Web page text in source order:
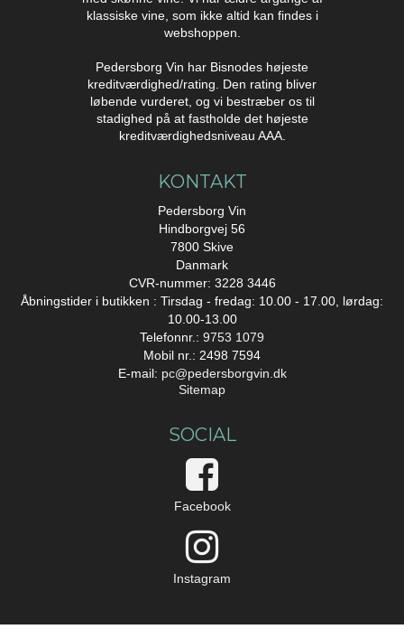
klassiske vine, som ikke altid kan findes i
webshoppen.
Pedersborg Vin har Bisnodes højeste
kreditværdighed/rating. Den rating bliver
løbende vurderet, og vi bestræber os til
stadighed på at fastholde det højeste
kreditværdighedsniveau AAA.
KONTAKT
Pedersborg Vin
Hindborgvej 56
7800 Skive
Danmark
CVR-nummer: 3228 3446
Åbningstider i butikken : Tirsdag - fredag: 10.00 - 17.00, lørdag:
10.00-13.00
Telefonnr.: 9753 1079
Mobil nr.: 2498 7594
E-mail: pc@pedersborgvin.dk
Sitemap
SOCIAL
Facebook
Instagram